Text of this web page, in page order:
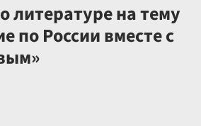
литературе на тему
по России вместе с